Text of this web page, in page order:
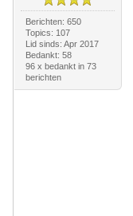
Berichten: 650
Topics: 107
Lid sinds: Apr 2017
Bedankt: 58
96 x bedankt in 73
berichten